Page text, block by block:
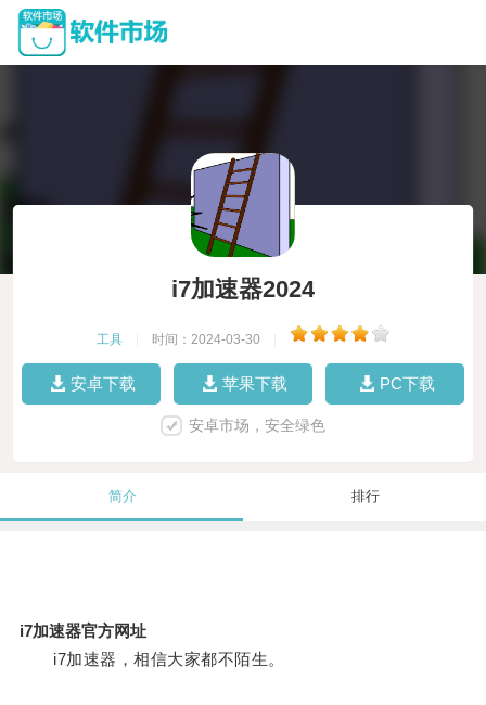
i7加速器2024
工具 时间：2024-03-30
安卓下载 苹果下载 PC下载
安卓市场，安全绿色
简介 排行
i7加速器官方网址
i7加速器，相信大家都不陌生。